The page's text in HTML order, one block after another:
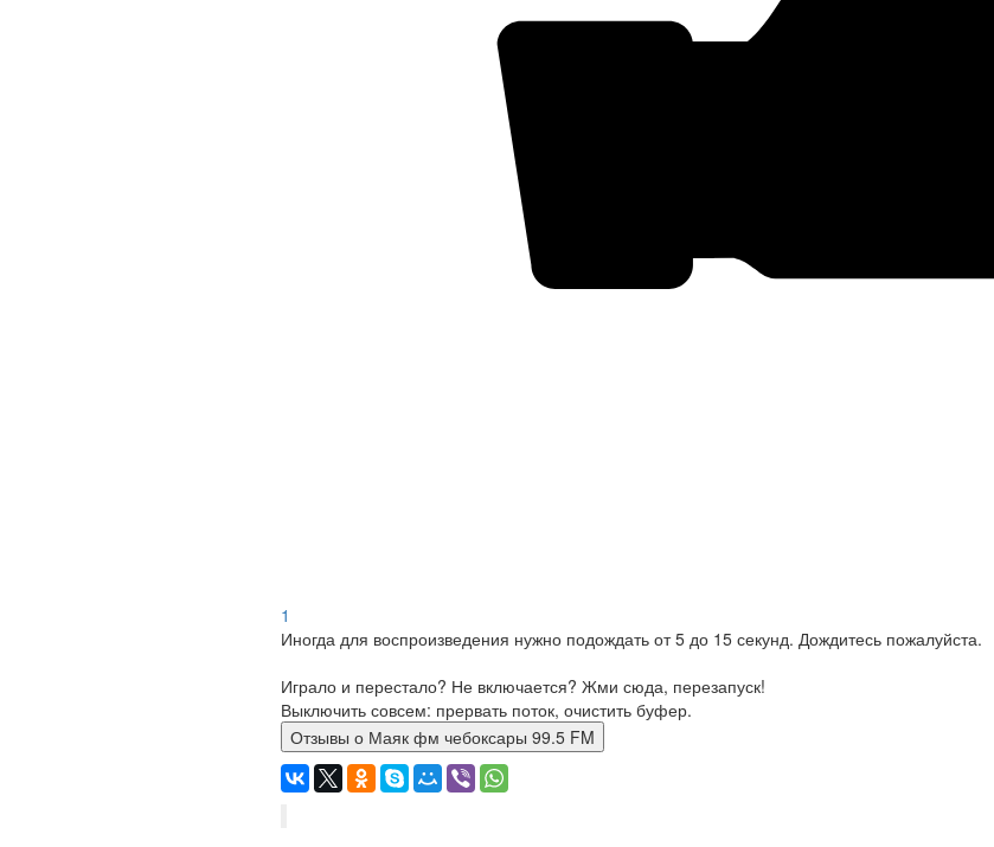
1
Иногда для воспроизведения нужно подождать от 5 до 15 секунд. Дождитесь пожалуйста.
Играло и перестало? Не включается? Жми сюда, перезапуск!
Выключить совсем: прервать поток, очистить буфер.
Отзывы о Маяк фм чебоксары 99.5 FM